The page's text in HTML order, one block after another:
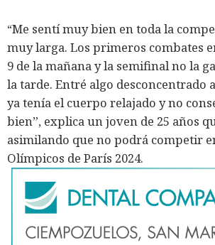
“Me sentí muy bien en toda la
muy larga. Los primeros combates
9 de la mañana y la semifinal no la
la tarde. Entré algo desconcentrado
ya tenía el cuerpo relajado y no
bien”, explica un joven de 25 años
asimilando que no podrá competir
Olímpicos de París 2024.